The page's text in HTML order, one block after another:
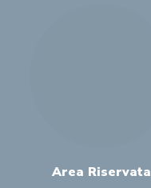
Area Riservata